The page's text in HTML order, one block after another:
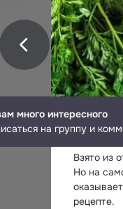
Взято из
Но на
рецепте.
много интересного
на группу и